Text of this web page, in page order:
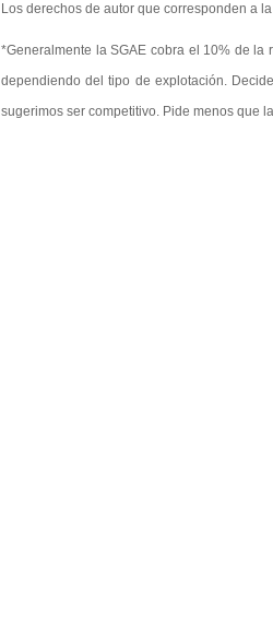
Los derechos de autor que corresponden a
*Generalmente la SGAE cobra el 10% de
dependiendo del tipo de explotación.
sugerimos ser competitivo. Pide menos que